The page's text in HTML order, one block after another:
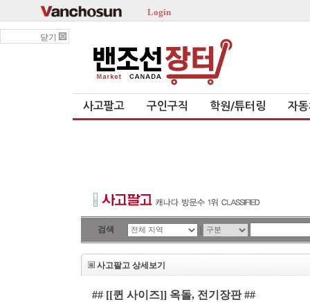
Login
닫기
사고팔고 구인구직 학원/튜터링 자
검색 |
사고팔고 상세보기
## [[퀸 사이즈]] 옥돌, 전기장판 ##